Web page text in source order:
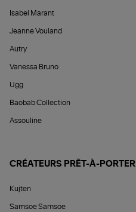
Isabel Marant
Jeanne Vouland
Autry
Vanessa Bruno
Ugg
Baobab Collection
Assouline
CRÉATEURS PRÊT-À-PORTER
Kujten
Samsoe Samsoe